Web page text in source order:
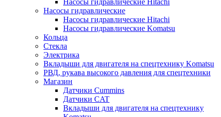
Насосы гидравлические Hitachi
Насосы гидравлические
Насосы гидравлические Hitachi
Насосы гидравлические Komatsu
Кольца
Стекла
Электрика
Вкладыши для двигателя на спецтехнику Komatsu
РВД, рукава высокого давления для спецтехники
Магазин
Датчики Cummins
Датчики CAT
Вкладыши для двигателя на спецтехнику